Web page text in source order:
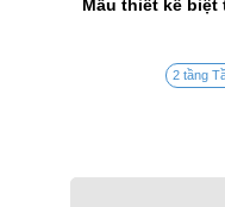
Mẫu thiết kế
2 tầng